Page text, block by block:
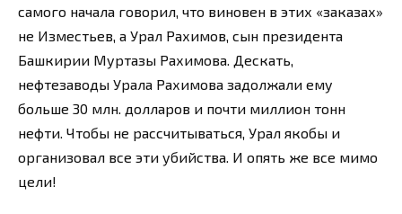
самого начала говорил, что виновен в этих «заказах»
не Изместьев, а Урал Рахимов, сын президента
Башкирии Муртазы Рахимова. Дескать,
нефтезаводы Урала Рахимова задолжали ему
больше 30 млн. долларов и почти миллион тонн
нефти. Чтобы не рассчитываться, Урал якобы и
организовал все эти убийства. И опять же все мимо
цели!